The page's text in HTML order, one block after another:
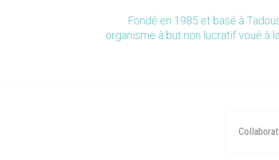
Fondé en 1985 et basé à
organisme à but non lucratif voué à